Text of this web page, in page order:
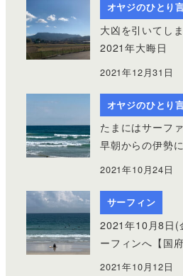
オヤジのひとり
大凶を引いてし
2021年大晦日
2021年12月31日
オヤジのひとり
たまにはサーフ
早朝からの伊勢
2021年10月24日
サーフィン
2021年10月8日(
ーフィンへ【国府
2021年10月12日